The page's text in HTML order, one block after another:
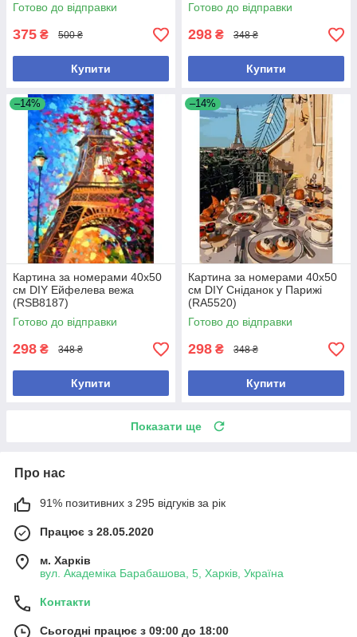
Готово до відправки
375 ₴ 500 ₴
Купити
Готово до відправки
298 ₴ 348 ₴
Купити
–14%
Картина за номерами 40х50
см DIY Ейфелева вежа
(RSB8187)
Готово до відправки
298 ₴ 348 ₴
Купити
–14%
Картина за номерами 40х50
см DIY Сніданок у Парижі
(RA5520)
Готово до відправки
298 ₴ 348 ₴
Купити
Показати ще
Про нас
91% позитивних з 295 відгуків за рік
Працює з 28.05.2020
м. Харків
вул. Академіка Барабашова, 5, Харків, Україна
Контакти
Сьогодні працює з 09:00 до 18:00